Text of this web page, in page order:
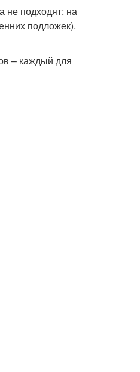
не подходят: на
подложек).
– каждый для